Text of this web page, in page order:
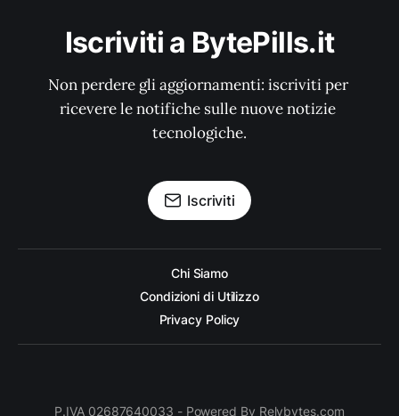
Iscriviti a BytePills.it
Non perdere gli aggiornamenti: iscriviti per
ricevere le notifiche sulle nuove notizie
tecnologiche.
Iscriviti
Chi Siamo
Condizioni di Utilizzo
Privacy Policy
P.IVA 02687640033 - Powered By Relybytes.com